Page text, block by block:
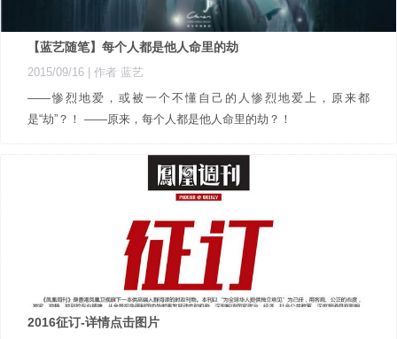
【蓝艺随笔】每个人都是他人命里的劫
2015/09/16 | 作者 蓝艺
——惨烈地爱，或被一个不懂自己的人惨烈地爱上，原来都
是“劫”？！ ——原来，每个人都是他人命里的劫？！
2016征订-详情点击图片